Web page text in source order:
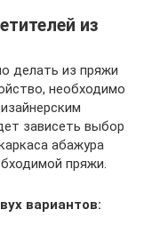
из
делать из пряжи
необходимо
зависеть выбор
абажура
пряжи.
вариантов: